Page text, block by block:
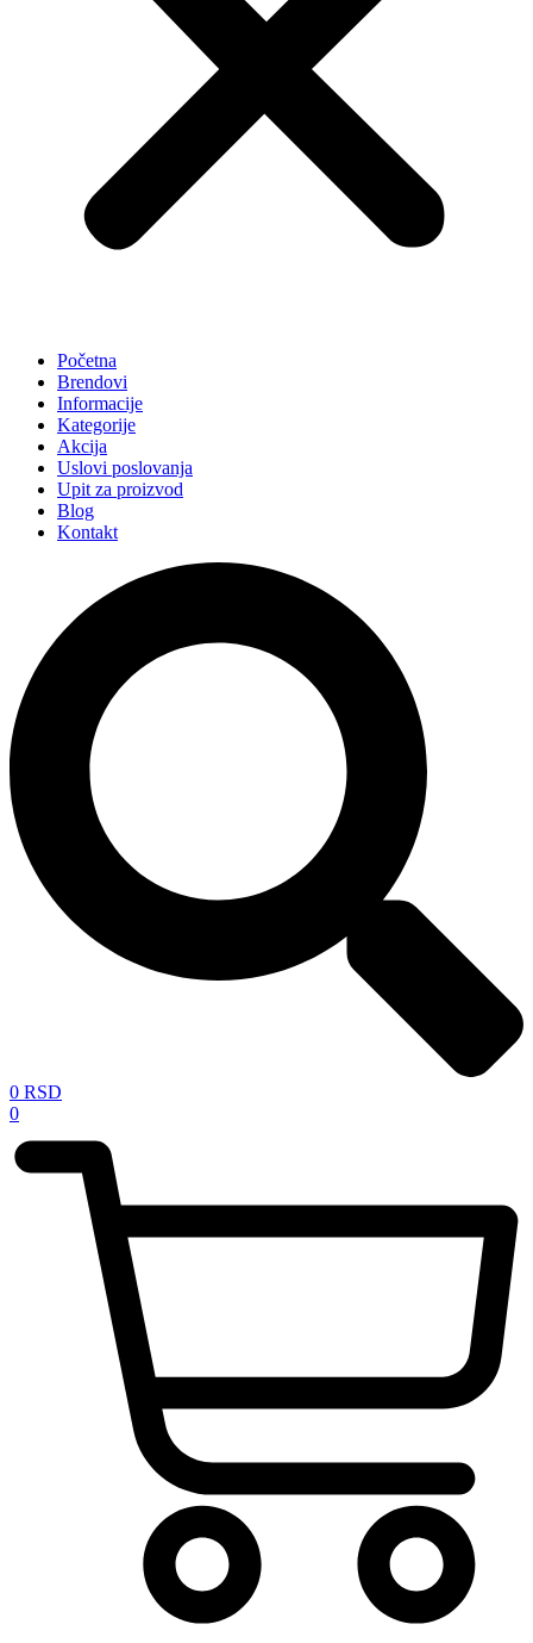
Početna
Brendovi
Informacije
Kategorije
Akcija
Uslovi poslovanja
Upit za proizvod
Blog
Kontakt
0 RSD
0